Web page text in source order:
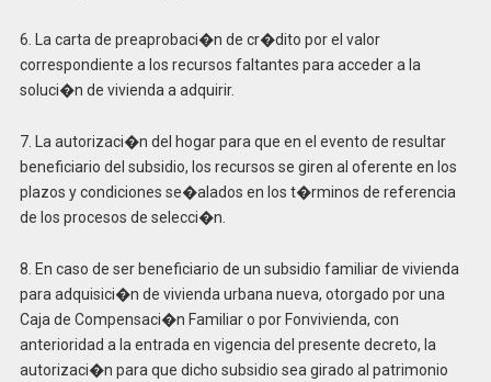
6. La carta de preaprobaci�n de cr�dito por el valor
correspondiente a los recursos faltantes para acceder a la
soluci�n de vivienda a adquirir.
7. La autorizaci�n del hogar para que en el evento de resultar
beneficiario del subsidio, los recursos se giren al oferente en los
plazos y condiciones se�alados en los t�rminos de referencia
de los procesos de selecci�n.
8. En caso de ser beneficiario de un subsidio familiar de vivienda
para adquisici�n de vivienda urbana nueva, otorgado por una
Caja de Compensaci�n Familiar o por Fonvivienda, con
anterioridad a la entrada en vigencia del presente decreto, la
autorizaci�n para que dicho subsidio sea girado al patrimonio